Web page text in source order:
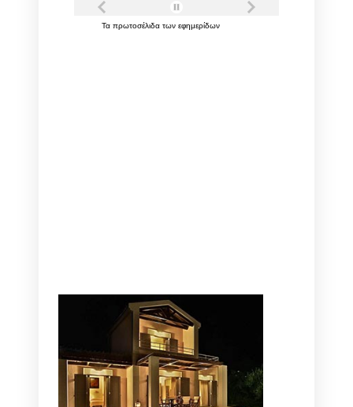
Τα πρωτοσέλιδα των εφημερίδων